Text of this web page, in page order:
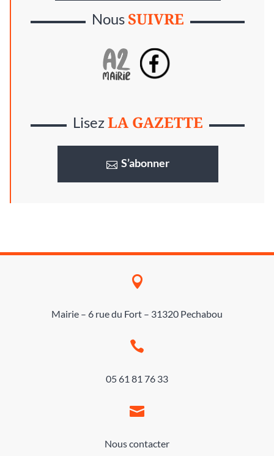
NousSUIVRE
LisezLA GAZETTE
S’abonner

Mairie – 6 rue du Fort – 31320 Pechabou

05 61 81 76 33

Nous contacter